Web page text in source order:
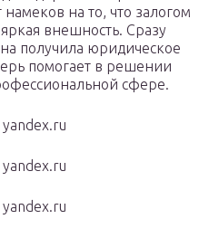
на то, что залогом
внешность. Сразу
получила юридическое
помогает в решении
сфере.